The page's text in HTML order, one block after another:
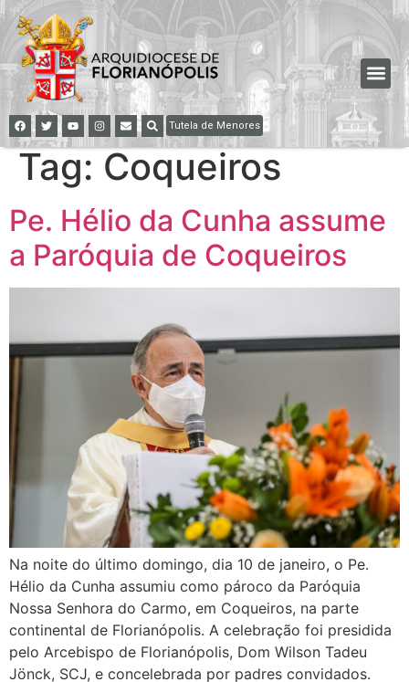
Tutela de Menores
Tag: Coqueiros
Pe. Hélio da Cunha assume
a Paróquia de Coqueiros
Na noite do último domingo, dia 10 de janeiro, o Pe.
Hélio da Cunha assumiu como pároco da Paróquia
Nossa Senhora do Carmo, em Coqueiros, na parte
continental de Florianópolis. A celebração foi presidida
pelo Arcebispo de Florianópolis, Dom Wilson Tadeu
Jönck, SCJ, e concelebrada por padres convidados.